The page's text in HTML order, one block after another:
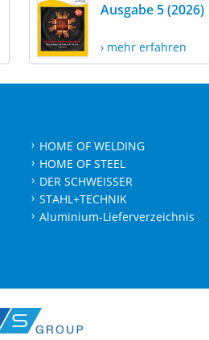
Ausgabe 5 (2026)
› mehr erfahren
HOME OF WELDING
HOME OF STEEL
DER SCHWEISSER
STAHL+TECHNIK
Aluminium-Lieferverzeichnis